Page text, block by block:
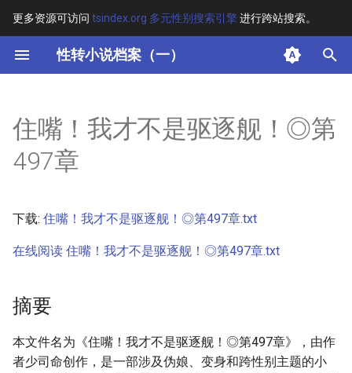
更多资源可访问 tsindex.org 多元性别搜索引擎 进行跨站搜索。
性转小说档案（一）
键
开
始
索
其他信息 [Processed Page
Metadata]
住嘴！我才不是驱逐舰！◎第
497章
下载: 住嘴！我才不是驱逐舰！◎第497章.txt
在线阅读 住嘴！我才不是驱逐舰！◎第497章.txt
摘要
本文件名为《住嘴！我才不是驱逐舰！◎第497章》，由作
者少司命创作，是一部涉及伪娘、变身和跨性别主题的小